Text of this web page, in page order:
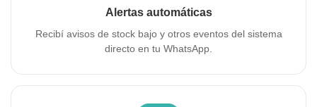
Alertas automáticas
Recibí avisos de stock bajo y otros eventos del sistema
directo en tu WhatsApp.